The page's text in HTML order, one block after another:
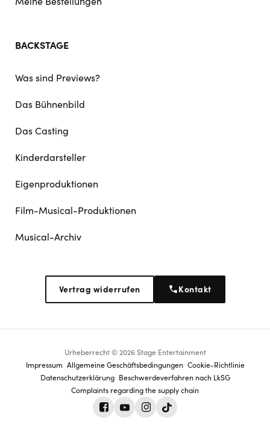
BACKSTAGE
Was sind Previews?
Das Bühnenbild
Das Casting
Kinderdarsteller
Eigenproduktionen
Film-Musical-Produktionen
Musical-Archiv
Vertrag widerrufen Kontakt
Urheberrecht © 2026 Stage Entertainment
Footer
navigation
Impressum Allgemeine Geschäftsbedingungen Cookie-Richtlinie
Datenschutz­erklärung Beschwerdeverfahren nach LkSG
Complaints regarding the supply chain
FacebookYoutubeInstagram
Tiktok